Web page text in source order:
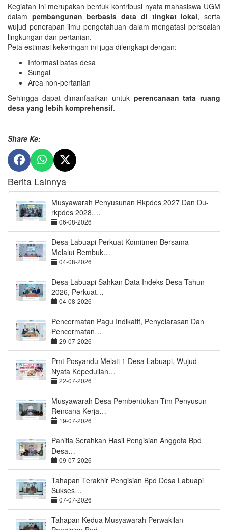
Kegiatan ini merupakan bentuk kontribusi nyata mahasiswa UGM
dalam pembangunan berbasis data di tingkat lokal, serta
wujud penerapan ilmu pengetahuan dalam mengatasi persoalan
lingkungan dan pertanian.
Peta estimasi kekeringan ini juga dilengkapi dengan:
Informasi batas desa
Sungai
​​​​​​​Area non-pertanian
Sehingga dapat dimanfaatkan untuk perencanaan tata ruang
desa yang lebih komprehensif.
Share Ke:
Berita Lainnya
Musyawarah Penyusunan Rkpdes 2027 Dan Du-
rkpdes 2028,…
06-08-2026
Desa Labuapi Perkuat Komitmen Bersama
Melalui Rembuk…
04-08-2026
Desa Labuapi Sahkan Data Indeks Desa Tahun
2026, Perkuat…
04-08-2026
Pencermatan Pagu Indikatif, Penyelarasan Dan
Pencermatan…
29-07-2026
Pmt Posyandu Melati 1 Desa Labuapi, Wujud
Nyata Kepedulian…
22-07-2026
Musyawarah Desa Pembentukan Tim Penyusun
Rencana Kerja…
19-07-2026
Panitia Serahkan Hasil Pengisian Anggota Bpd
Desa…
09-07-2026
Tahapan Terakhir Pengisian Bpd Desa Labuapi
Sukses…
07-07-2026
Tahapan Kedua Musyawarah Perwakilan